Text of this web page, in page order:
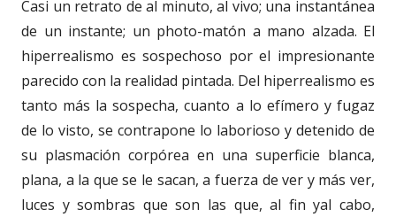
Casi un retrato de al minuto, al vivo; una instantánea
de un instante; un photo-matón a mano alzada. El
hiperrealismo es sospechoso por el impresionante
parecido con la realidad pintada. Del hiperrealismo es
tanto más la sospecha, cuanto a lo efímero y fugaz
de lo visto, se contrapone lo laborioso y detenido de
su plasmación corpórea en una superficie blanca,
plana, a la que se le sacan, a fuerza de ver y más ver,
luces y sombras que son las que, al fin yal cabo,